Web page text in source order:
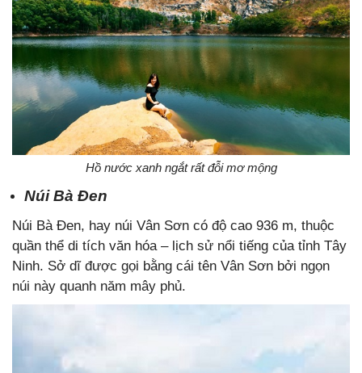
Hồ nước xanh ngắt rất đỗi mơ mộng
Núi Bà Đen
Núi Bà Đen, hay núi Vân Sơn có độ cao 936 m, thuộc
quần thể di tích văn hóa – lịch sử nổi tiếng của tỉnh Tây
Ninh. Sở dĩ được gọi bằng cái tên Vân Sơn bởi ngọn
núi này quanh năm mây phủ.